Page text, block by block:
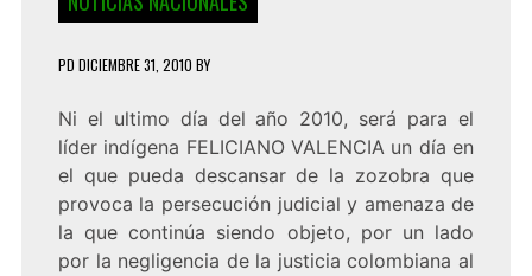
PD DICIEMBRE 31, 2010 BY
Ni el ultimo día del año 2010, será para el
líder indígena FELICIANO VALENCIA un día en
el que pueda descansar de la zozobra que
provoca la persecución judicial y amenaza de
la que continúa siendo objeto, por un lado
por la negligencia de la justicia colombiana al